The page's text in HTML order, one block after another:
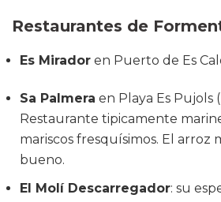
Restaurantes de
Es Mirador en Puerto de Es
Sa Palmera en Playa Es Pujols
Restaurante tipicamente
mariscos fresquísimos. El arroz
bueno.
El Molí Descarregador: su